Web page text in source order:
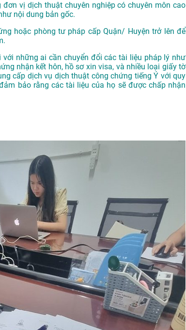
vị dịch thuật chuyên nghiệp có chuyên môn cao
nội dung bản gốc.
hoặc phòng tư pháp cấp Quận/ Huyện trở lên để
những ai cần chuyển đổi các tài liệu pháp lý như
nhận kết hôn, hồ sơ xin visa, và nhiều loại giấy tờ
cấp dịch vụ dịch thuật công chứng tiếng Ý với quy
bảo rằng các tài liệu của họ sẽ được chấp nhận